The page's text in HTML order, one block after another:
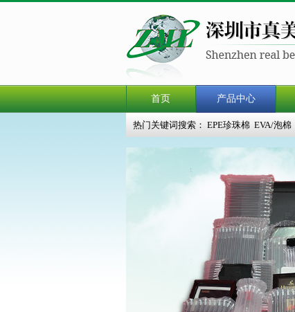
首页 产品中心
热门关键词搜索： EPE珍珠棉 EVA/泡棉